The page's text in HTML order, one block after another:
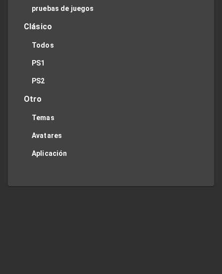
pruebas de juegos
Clásico
Todos
PS1
PS2
Otro
Temas
Avatares
Aplicación